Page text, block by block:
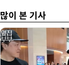
많이 본 기사